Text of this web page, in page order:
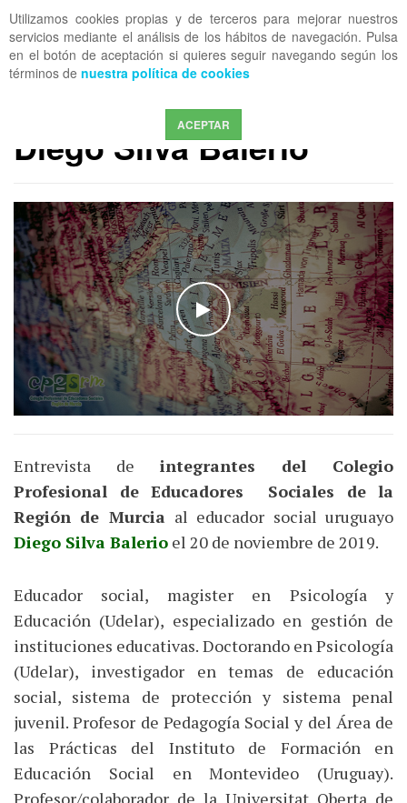
Utilizamos cookies propias y de terceros para mejorar nuestros
servicios mediante el análisis de los hábitos de navegación. Pulsa
en el botón de aceptación si quieres seguir navegando según los
términos de nuestra política de cookies
ACEPTAR
OFF CANVAS
MEDIA COESRM
Entrevista CPESRM a
Diego Silva Balerio
WATCH THE VIDEO
Entrevista de integrantes del Colegio
Profesional de Educadores Sociales de la
Región de Murcia al educador social uruguayo
Diego Silva Balerio el 20 de noviembre de 2019.
Educador social, magister en Psicología y
Educación (Udelar), especializado en gestión de
instituciones educativas. Doctorando en Psicología
(Udelar), investigador en temas de educación
social, sistema de protección y sistema penal
juvenil. Profesor de Pedagogía Social y del Área de
las Prácticas del Instituto de Formación en
Educación Social en Montevideo (Uruguay).
Profesor/colaborador de la Universitat Oberta de